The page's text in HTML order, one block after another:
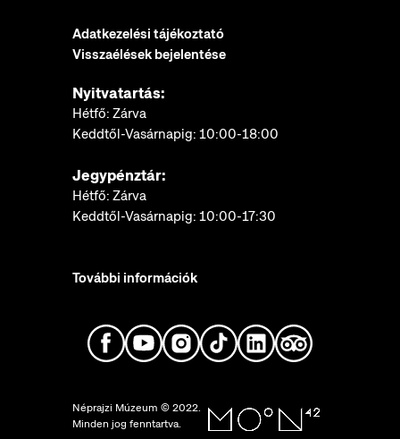
Adatkezelési tájékoztató
Visszaélések bejelentése
Nyitvatartás:
Hétfő: Zárva
Keddtől-Vasárnapig: 10:00-18:00
Jegypénztár:
Hétfő: Zárva
Keddtől-Vasárnapig: 10:00-17:30
További információk
Néprajzi Múzeum © 2022.
Minden jog fenntartva.